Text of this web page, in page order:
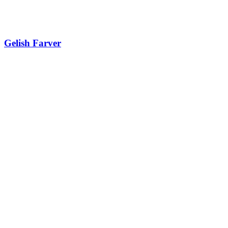
Gelish Farver